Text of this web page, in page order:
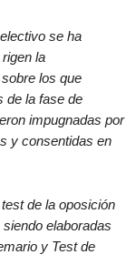
se ha
la
los que
de la fase de
impugnadas por
y consentidas en
de la oposición
elaboradas
y Test de